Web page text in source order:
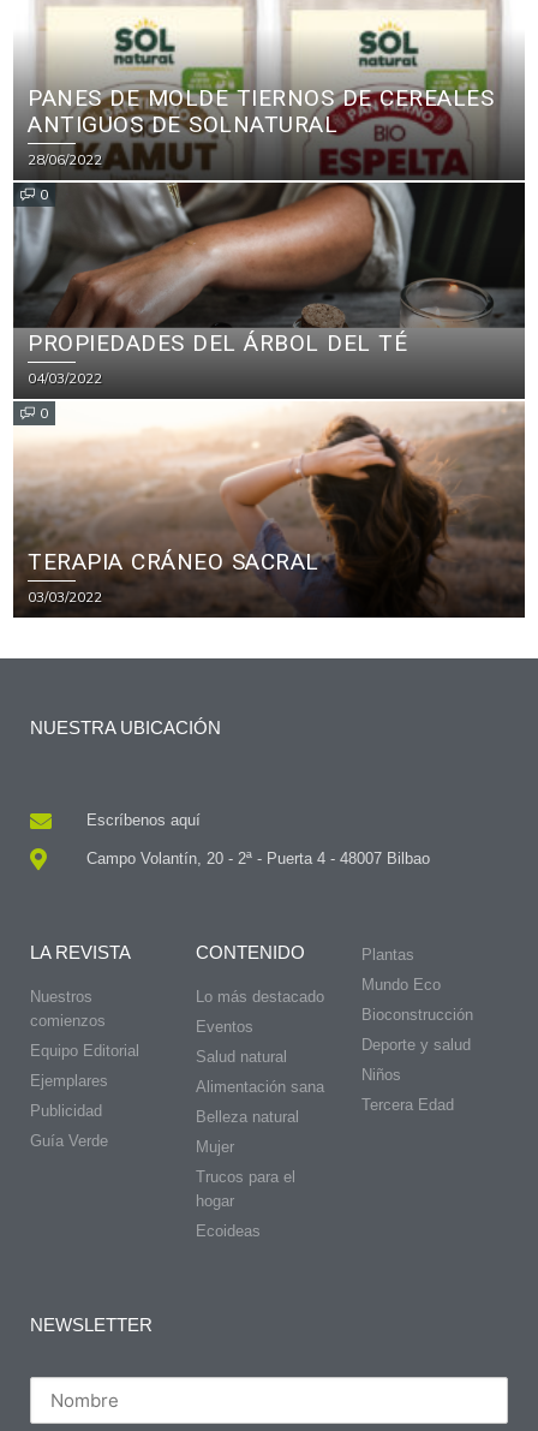
PANES DE MOLDE TIERNOS DE CEREALES
ANTIGUOS DE SOLNATURAL
28/06/2022
0
PROPIEDADES DEL ÁRBOL DEL TÉ
04/03/2022
0
TERAPIA CRÁNEO SACRAL
03/03/2022
NUESTRA UBICACIÓN
Escríbenos aquí
Campo Volantín, 20 - 2ª - Puerta 4 - 48007 Bilbao
LA REVISTA
Nuestros
comienzos
Equipo Editorial
Ejemplares
Publicidad
Guía Verde
CONTENIDO
Lo más destacado
Eventos
Salud natural
Alimentación sana
Belleza natural
Mujer
Trucos para el
hogar
Ecoideas
Plantas
Mundo Eco
Bioconstrucción
Deporte y salud
Niños
Tercera Edad
NEWSLETTER